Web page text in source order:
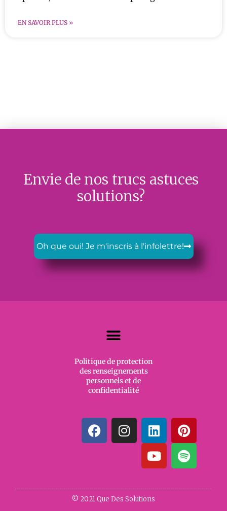
EN SAVOIR PLUS »
Envie de nos trucs astuces
solutions?
Oh que oui! Je m'inscris à l'infolettre!
Politique de protection
des renseignements
personnels et de
confidentialité
© 2021 Que Des Solutions